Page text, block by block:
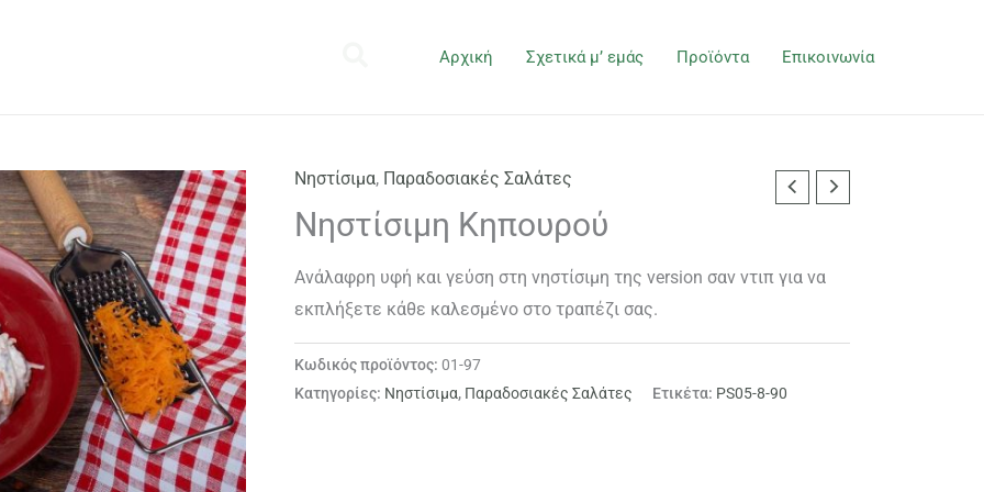
Αρχική Σχετικά μ’ εμάς Προϊόντα Επικοινωνία
Νηστίσιμα, Παραδοσιακές Σαλάτες
Νηστίσιμη Κηπουρού
Ανάλαφρη υφή και γεύση στη νηστίσιμη της version σαν ντιπ για να
εκπλήξετε κάθε καλεσμένο στο τραπέζι σας.
Κωδικός προϊόντος: 01-97
Κατηγορίες: Νηστίσιμα, Παραδοσιακές Σαλάτες Ετικέτα: PS05-8-90